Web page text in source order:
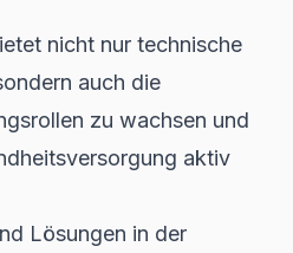
nicht nur technische
auch die
zu wachsen und
aktiv
Lösungen in der